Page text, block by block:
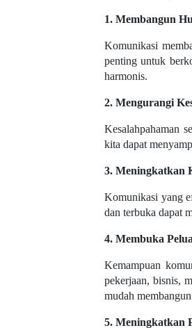
1. Membangun
Komunikasi
penting untuk
harmonis.
2. Mengurangi
Kesalahpahaman
kita dapat
3. Meningkatkan
Komunikasi yang
dan terbuka dapat
4. Membuka
Kemampuan
pekerjaan, bisnis,
mudah
5. Meningkatkan